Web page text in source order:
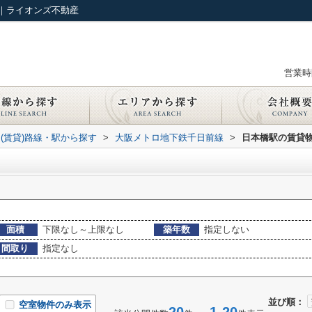
ライオンズ不動産
営業
(賃貸)路線・駅から探す > 大阪メトロ地下鉄千日前線 > 日本橋駅の賃貸
面積 下限なし～上限なし 築年数
指定しない
間取り
指定なし
並び順：
空室物件のみ表示